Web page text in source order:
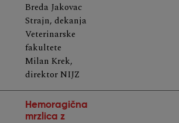
Breda Jakovac
Strajn, dekanja
Veterinarske
fakultete
Milan Krek,
direktor NIJZ
Hemoragična
mrzlica z